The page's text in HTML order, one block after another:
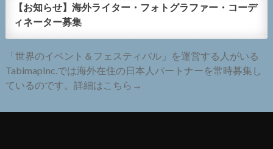
【お知らせ】海外ライター・フォトグラファー・コーデ
ィネーター募集
「世界のイベント＆フェスティバル」を運営する人がいる
TabimapInc.では海外在住の日本人パートナーを常時募集し
ているのです。詳細はこちら→